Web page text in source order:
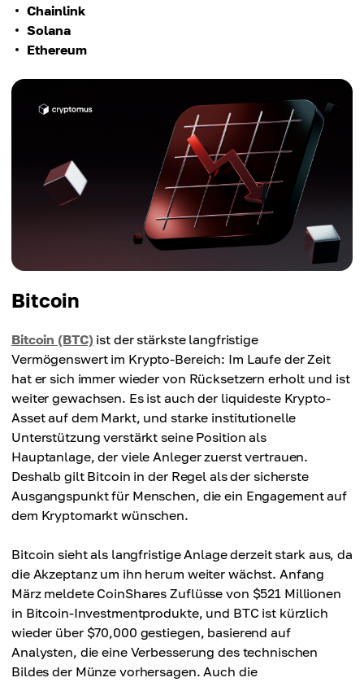
Chainlink
Solana
Ethereum
Bitcoin
Bitcoin (BTC) ist der stärkste langfristige
Vermögenswert im Krypto-Bereich: Im Laufe der Zeit
hat er sich immer wieder von Rücksetzern erholt und ist
weiter gewachsen. Es ist auch der liquideste Krypto-
Asset auf dem Markt, und starke institutionelle
Unterstützung verstärkt seine Position als
Hauptanlage, der viele Anleger zuerst vertrauen.
Deshalb gilt Bitcoin in der Regel als der sicherste
Ausgangspunkt für Menschen, die ein Engagement auf
dem Kryptomarkt wünschen.
Bitcoin sieht als langfristige Anlage derzeit stark aus, da
die Akzeptanz um ihn herum weiter wächst. Anfang
März meldete CoinShares Zuflüsse von $521 Millionen
in Bitcoin-Investmentprodukte, und BTC ist kürzlich
wieder über $70,000 gestiegen, basierend auf
Analysten, die eine Verbesserung des technischen
Bildes der Münze vorhersagen. Auch die